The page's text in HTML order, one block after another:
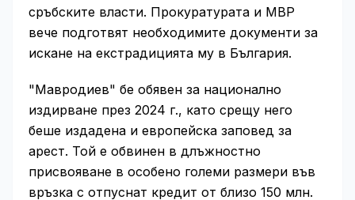
сръбските власти. Прокуратурата и МВР
вече подготвят необходимите документи за
искане на екстрадицията му в България.
"Мавродиев" бе обявен за национално
издирване през 2024 г., като срещу него
беше издадена и европейска заповед за
арест. Той е обвинен в длъжностно
присвояване в особено големи размери във
връзка с отпуснат кредит от близо 150 млн.